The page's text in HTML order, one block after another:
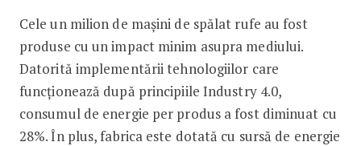
Cele un milion de mașini de spălat rufe au fost
produse cu un impact minim asupra mediului.
Datorită implementării tehnologiilor care
funcționează după principiile Industry 4.0,
consumul de energie per produs a fost diminuat cu
28%. În plus, fabrica este dotată cu sursă de energie